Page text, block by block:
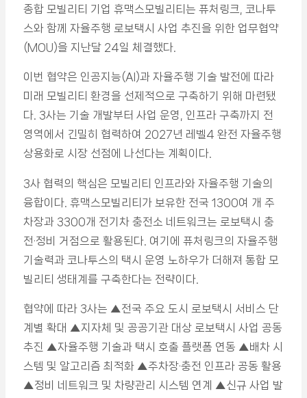
종합 모빌리티 기업 휴맥스모빌리티는 퓨처링크, 코나투
스와 함께 자율주행 로보택시 사업 추진을 위한 업무협약
(MOU)을 지난달 24일 체결했다.
이번 협약은 인공지능(AI)과 자율주행 기술 발전에 따라
미래 모빌리티 환경을 선제적으로 구축하기 위해 마련됐
다. 3사는 기술 개발부터 사업 운영, 인프라 구축까지 전
영역에서 긴밀히 협력하여 2027년 레벨4 완전 자율주행
상용화로 시장 선점에 나선다는 계획이다.
3사 협력의 핵심은 모빌리티 인프라와 자율주행 기술의
융합이다. 휴맥스모빌리티가 보유한 전국 1300여 개 주
차장과 3300개 전기차 충전소 네트워크는 로보택시 충
전·정비 거점으로 활용된다. 여기에 퓨처링크의 자율주행
기술력과 코나투스의 택시 운영 노하우가 더해져 통합 모
빌리티 생태계를 구축한다는 전략이다.
협약에 따라 3사는 ▲전국 주요 도시 로보택시 서비스 단
계별 확대 ▲지자체 및 공공기관 대상 로보택시 사업 공동
추진 ▲자율주행 기술과 택시 호출 플랫폼 연동 ▲배차 시
스템 및 알고리즘 최적화 ▲주차장·충전 인프라 공동 활용
▲정비 네트워크 및 차량관리 시스템 연계 ▲신규 사업 발